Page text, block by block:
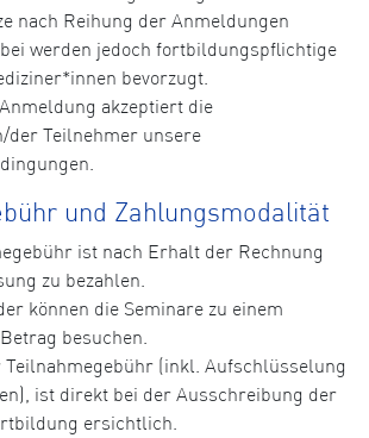
nach Reihung der Anmeldungen
werden jedoch fortbildungspflichtige
bevorzugt.
akzeptiert die
der Teilnehmer unsere
und Zahlungsmodalität
ist nach Erhalt der Rechnung
zu bezahlen.
können die Seminare zu einem
besuchen.
Teilnahmegebühr (inkl. Aufschlüsselung
ist direkt bei der Ausschreibung der
ersichtlich.